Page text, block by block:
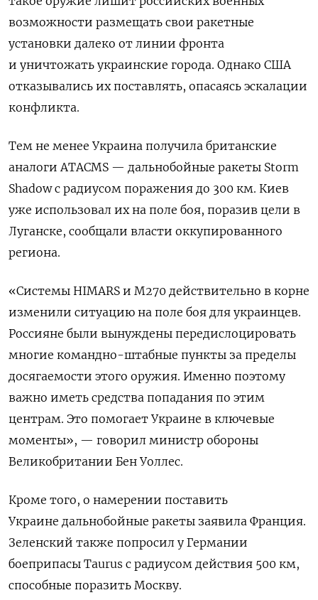
возможности размещать свои ракетные
установки далеко от линии фронта
и уничтожать украинские города. Однако США
отказывались их поставлять, опасаясь эскалации
конфликта.
Тем не менее Украина получила британские
аналоги ATACMS — дальнобойные ракеты Storm
Shadow с радиусом поражения до 300 км. Киев
уже использовал их на поле боя, поразив цели в
Луганске, сообщали власти оккупированного
региона.
«Системы HIMARS и M270 действительно в корне
изменили ситуацию на поле боя для украинцев.
Россияне были вынуждены передислоцировать
многие командно-штабные пункты за пределы
досягаемости этого оружия. Именно поэтому
важно иметь средства попадания по этим
центрам. Это помогает Украине в ключевые
моменты», — говорил министр обороны
Великобритании Бен Уоллес.
Кроме того, о намерении поставить
Украине дальнобойные ракеты заявила Франция.
Зеленский также попросил у Германии
боеприпасы Taurus с радиусом действия 500 км,
способные поразить Москву.